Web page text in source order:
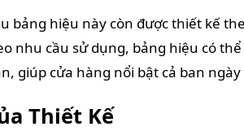
bảng hiệu này còn được thiết kế
nhu cầu sử dụng, bảng hiệu có
giúp cửa hàng nổi bật cả ban
Thiết Kế